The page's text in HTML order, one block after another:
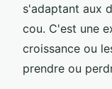
s'adaptant aux
cou. C'est une
croissance ou
prendre ou